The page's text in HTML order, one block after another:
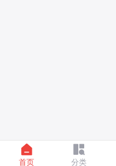
首页 分类